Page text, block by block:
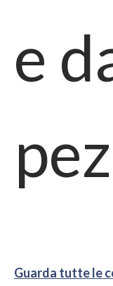
e
Guarda tutte le